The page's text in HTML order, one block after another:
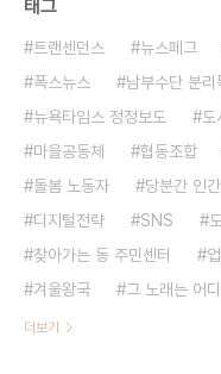
태그
트랜센던스 뉴스페그
폭스뉴스
남부수단 분리
뉴욕타임스 정정보도
마을공동체
협동조합
돌봄 노동자
당분간 인간
디지털전략
SNS
찾아가는 동 주민센터
겨울왕국
그 노래는 어
더보기